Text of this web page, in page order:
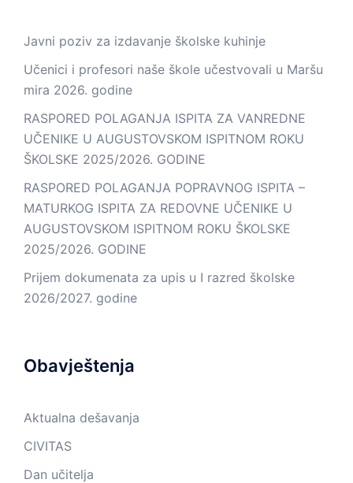
Javni poziv za izdavanje školske kuhinje
Učenici i profesori naše škole učestvovali u Maršu
mira 2026. godine
RASPORED POLAGANJA ISPITA ZA VANREDNE
UČENIKE U AUGUSTOVSKOM ISPITNOM ROKU
ŠKOLSKE 2025/2026. GODINE
RASPORED POLAGANJA POPRAVNOG ISPITA –
MATURKOG ISPITA ZA REDOVNE UČENIKE U
AUGUSTOVSKOM ISPITNOM ROKU ŠKOLSKE
2025/2026. GODINE
Prijem dokumenata za upis u I razred školske
2026/2027. godine
Obavještenja
Aktualna dešavanja
CIVITAS
Dan učitelja